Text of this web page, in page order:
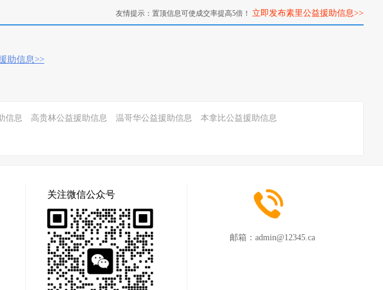
友情提示：置顶信息可使成交率提高5倍！ 立即发布素里公益援助信息>>
助信息>>
信息 高贵林公益援助信息 温哥华公益援助信息
本拿比公益援助信息
关注微信公众号
邮箱： admin@12345.ca